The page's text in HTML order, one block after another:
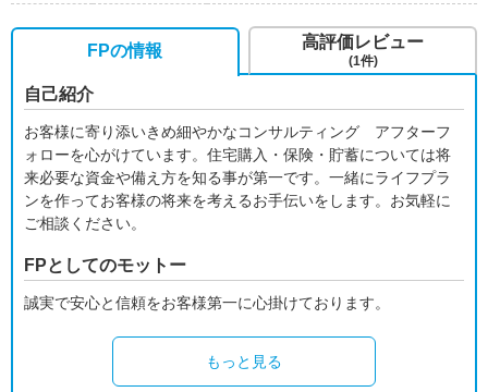
FPの情報
自己紹介
お客様に寄り添いきめ細やかなコンサルティング アフターフ
ォローを心がけています。住宅購入・保険・貯蓄については将
来必要な資金や備え方を知る事が第一です。一緒にライフプラ
ンを作ってお客様の将来を考えるお手伝いをします。お気軽に
ご相談ください。
FPとしてのモットー
誠実で安心と信頼をお客様第一に心掛けております。
もっと見る
高評価レビュー
(1件)